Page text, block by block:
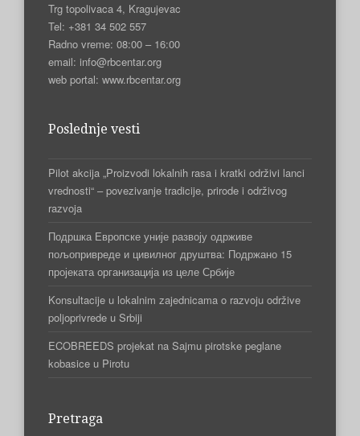
Trg topolivaca 4, Kragujevac
Tel: +381 34 502 557
Radno vreme: 08:00 – 16:00
email: info@rbcentar.org
web portal: www.rbcentar.org
Poslednje vesti
Pilot akcija „Proizvodi lokalnih rasa i kratki održivi lanci
vrednosti“ – povezivanje tradicije, prirode i održivog
razvoja
Подршка Европске уније развоју одрживе
пољопривреде и цивилног друштва: Подржано 15
пројеката организација из целе Србије
Konsultacije u lokalnim zajednicama o razvoju održive
poljoprivrede u Srbiji
ECOBREEDS projekat na Sajmu pirotske peglane
kobasice u Pirotu
Pretraga